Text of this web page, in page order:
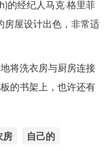
的经纪人马克·格里菲
房屋设计出色，非常适
将洗衣房与厨房连接
的书架上，也许还有
房 自己的